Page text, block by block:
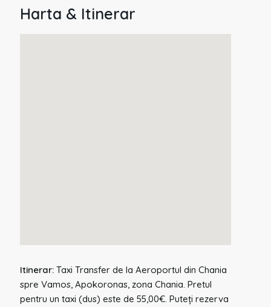
Harta & Itinerar
Itinerar:Taxi Transfer de la Aeroportul din Chania
spre Vamos, Apokoronas, zona Chania. Pretul
pentru un taxi (dus) este de 55,00€. Puteți rezerva